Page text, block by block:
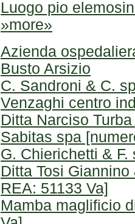
Luogo pio
»more»
Busto Arsizio
C. Sandroni & C.
Venzaghi centro
Ditta Narciso
Sabitas spa
G. Chierichetti &
REA: 51133 Va]